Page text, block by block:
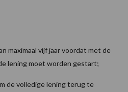
maximaal vijf jaar voordat met de
lening moet worden gestart;
de volledige lening terug te